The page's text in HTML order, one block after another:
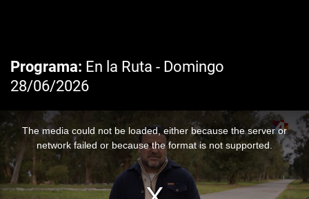
Programa En la Ruta - Domingo
28/06/2026
The media could not be loaded, either because the server or
network failed or because the format is not supported.